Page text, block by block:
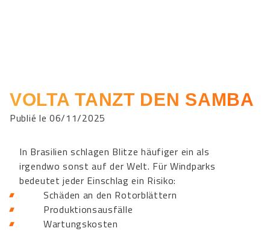
VOLTA TANZT DEN SAMBA
Publié le 06/11/2025
In Brasilien schlagen Blitze häufiger ein als
irgendwo sonst auf der Welt. Für Windparks
bedeutet jeder Einschlag ein Risiko:
Schäden an den Rotorblättern
Produktionsausfälle
Wartungskosten